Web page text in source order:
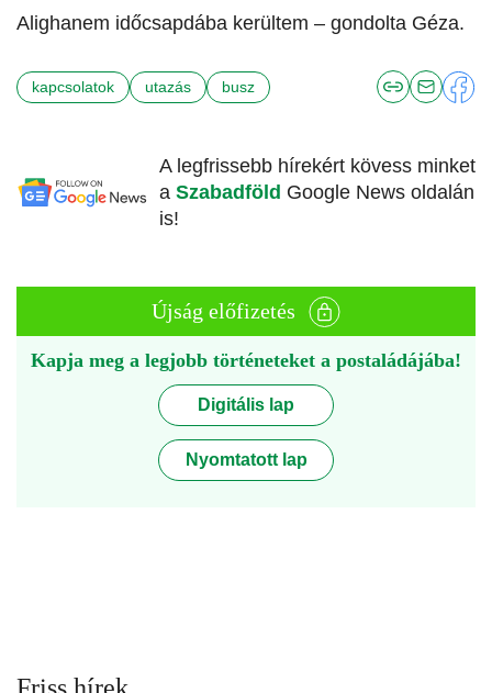
Alighanem időcsapdába kerültem – gondolta Géza.
kapcsolatok utazás busz
A legfrissebb hírekért kövess minket
a Szabadföld Google News oldalán
is!
Újság előfizetés
Kapja meg a legjobb történeteket a postaládájába!
Digitális lap
Nyomtatott lap